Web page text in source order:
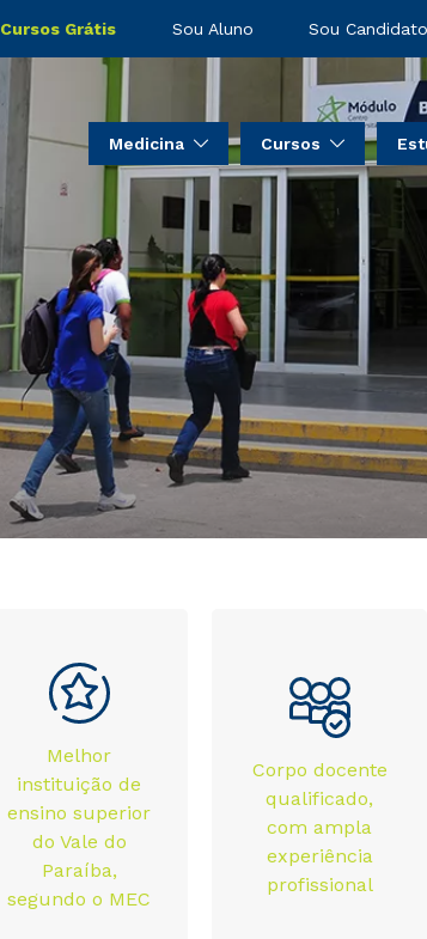
Cursos Grátis Sou Aluno Sou Candidato
Medicina Cursos
Melhor
instituição de
ensino superior
do Vale do
Paraíba,
segundo o MEC
Corpo docente
qualificado,
com ampla
experiência
profissional